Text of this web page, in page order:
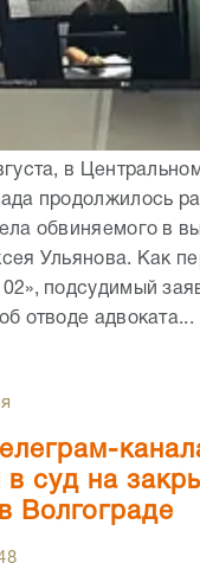
в
продолжилось
обвиняемого в
Ульянова. Как
подсудимый
отводе адвоката...
в суд на
Волгограде